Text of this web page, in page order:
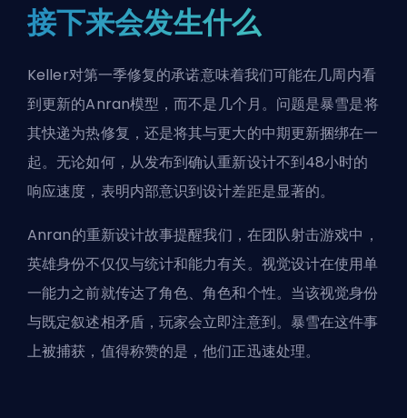
接下来会发生什么
Keller对第一季修复的承诺意味着我们可能在几周内看
到更新的Anran模型，而不是几个月。问题是暴雪是将
其快递为热修复，还是将其与更大的中期更新捆绑在一
起。无论如何，从发布到确认重新设计不到48小时的
响应速度，表明内部意识到设计差距是显著的。
Anran的重新设计故事提醒我们，在团队射击游戏中，
英雄身份不仅仅与统计和能力有关。视觉设计在使用单
一能力之前就传达了角色、角色和个性。当该视觉身份
与既定叙述相矛盾，玩家会立即注意到。暴雪在这件事
上被捕获，值得称赞的是，他们正迅速处理。